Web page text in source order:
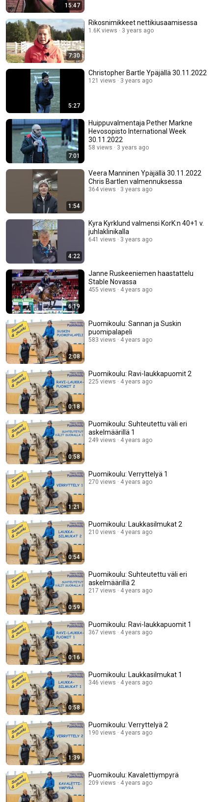
15:47
7:30
Rikosnimikkeet nettikiusaamisessa
1.6K views 3 years ago
5:27
Christopher Bartle Ypäjällä 30.11.2022
121 views 3 years ago
7:01
Huippuvalmentaja Pether Markne
Hevosopisto International Week
30.11.2022
58 views 3 years ago
1:54
Veera Manninen Ypäjällä 30.11.2022
Chris Bartlen valmennuksessa
364 views 3 years ago
4:22
Kyra Kyrklund valmensi KorK:n 40+1 v.
juhlaklinikalla
641 views 3 years ago
6:19
Janne Ruskeeniemen haastattelu
Stable Novassa
455 views 4 years ago
2:08
Puomikoulu: Sannan ja Suskin
puomipalapeli
583 views 4 years ago
0:18
Puomikoulu: Ravi-laukkapuomit 2
225 views 4 years ago
0:58
Puomikoulu: Suhteutettu väli eri
askelmäärillä 1
249 views 4 years ago
1:21
Puomikoulu: Verryttelyä 1
270 views 4 years ago
0:54
Puomikoulu: Laukkasilmukat 2
210 views 4 years ago
0:59
Puomikoulu: Suhteutettu väli eri
askelmäärillä 2
217 views 4 years ago
0:16
Puomikoulu: Ravi-laukkapuomit 1
367 views 4 years ago
0:58
Puomikoulu: Laukkasilmukat 1
346 views 4 years ago
1:39
Puomikoulu: Verryttelyä 2
190 views 4 years ago
Puomikoulu: Kavalettiympyrä
209 views 4 years ago